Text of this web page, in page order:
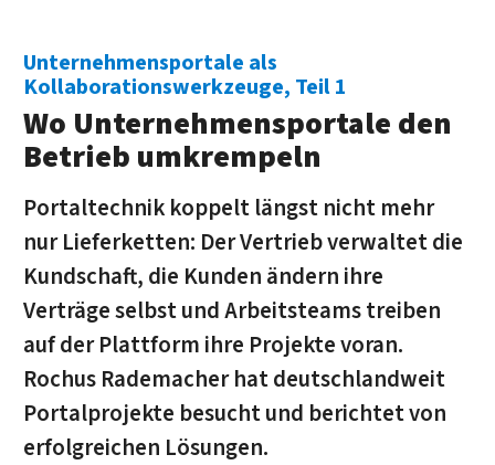
Unternehmensportale als
Kollaborationswerkzeuge, Teil 1
Wo Unternehmensportale den
Betrieb umkrempeln
Portaltechnik koppelt längst nicht mehr
nur Lieferketten: Der Vertrieb verwaltet die
Kundschaft, die Kunden ändern ihre
Verträge selbst und Arbeitsteams treiben
auf der Plattform ihre Projekte voran.
Rochus Rademacher hat deutschlandweit
Portalprojekte besucht und berichtet von
erfolgreichen Lösungen.